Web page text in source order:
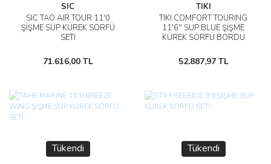
SIC
SIC TAO AIR TOUR 11'0
ŞİŞME SUP KÜREK SÖRFÜ
SETİ
71.616,00 TL
TIKI
TIKI COMFORT TOURING
11'6'' SUP BLUE ŞİŞME
KÜREK SÖRFÜ BORDU
52.887,97 TL
Tükendi Tükendi